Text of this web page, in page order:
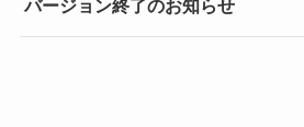
バージョン終了のお知らせ